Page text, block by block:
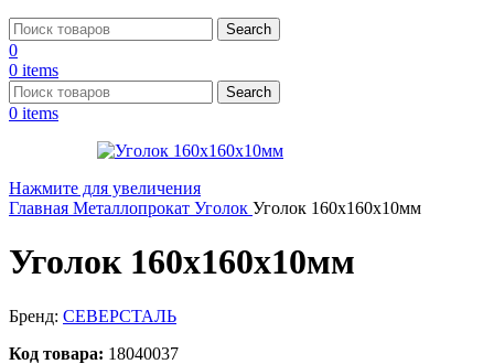
Search
0
0 items
Search
0 items
Нажмите для увеличения
Главная Металлопрокат Уголок Уголок 160х160х10мм
Уголок 160х160х10мм
Бренд: СЕВЕРСТАЛЬ
Код товара: 18040037